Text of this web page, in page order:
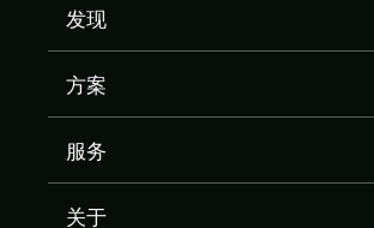
发现
方案
服务
关于